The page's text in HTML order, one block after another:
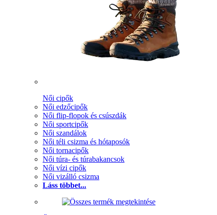
Női cipők
Női edzőcipők
Női flip-flopok és csúszdák
Női sportcipők
Női szandálok
Női téli csizma és hótaposók
Női tornacipők
Női túra- és túrabakancsok
Női vízi cipők
Női vizálló csizma
Láss többet...